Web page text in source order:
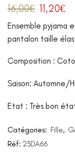
16,00€ 11,20€
Ensemble pyjama
pantalon taille
Composition :
Saison: Automne/
Etat : Très bon
Catégories: Fille,
Réf: 23DA66